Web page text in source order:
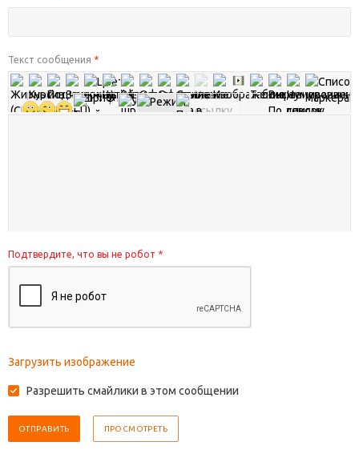
Текст сообщения *
Подтвердите, что вы не робот *
Загрузить изображение
Разрешить смайлики в этом сообщении